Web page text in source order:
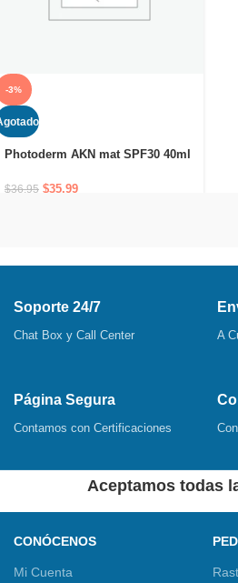
-3%
Photoderm AKN mat SPF30 40ml
$36,95 $35,99
Soporte 24/7
Chat Box y Call Center A
Página Segura
Contamos con Certificaciones
Aceptamos todas
CONÓCENOS
Mi Cuenta